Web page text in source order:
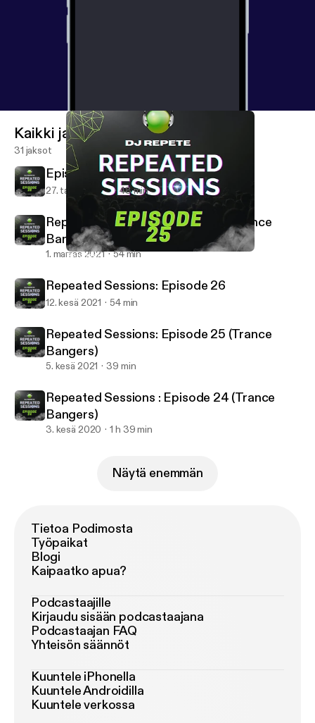
Repeated Sessions: Episode 25 (Trance Bangers)
Kaikki jaksot
31 jaksot
Episode28
27. tammi 2024 48 min
Repeated Sessions: Episode 27 (Trance
Bangers)
1. marras 2021 54 min
Repeated Sessions: Episode 26
12. kesä 2021 54 min
Repeated Sessions: Episode 25 (Trance
Bangers)
5. kesä 2021 39 min
Repeated Sessions : Episode 24 (Trance
Bangers)
3. kesä 2020 1 h 39 min
Näytä enemmän
Tietoa Podimosta
Työpaikat
Blogi
Kaipaatko apua?
Podcastaajille
Kirjaudu sisään podcastaajana
Podcastaajan FAQ
Yhteisön säännöt
Kuuntele iPhonella
Kuuntele Androidilla
Kuuntele verkossa